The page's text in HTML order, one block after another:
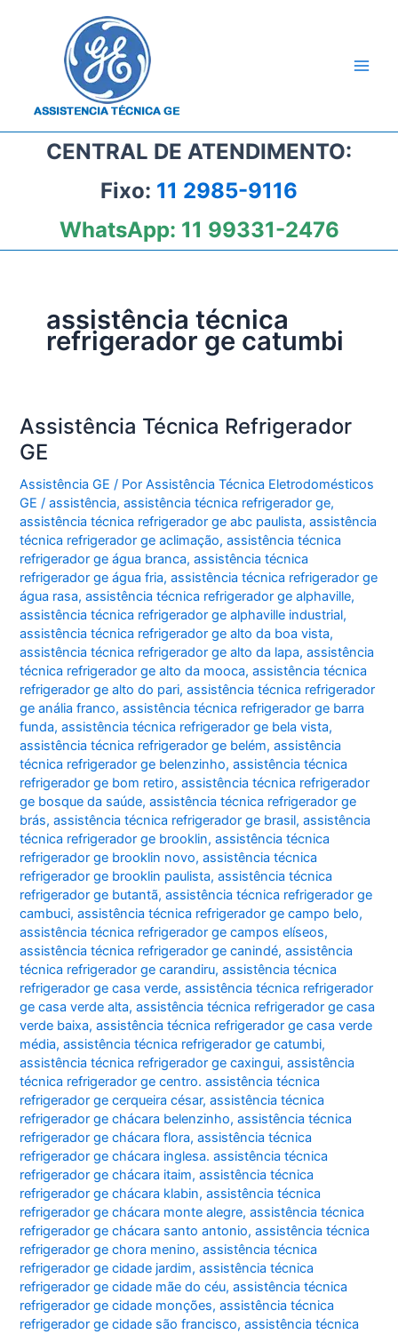
CENTRAL DE ATENDIMENTO:
Fixo: 11 2985-9116
WhatsApp: 11 99331-2476
assistência técnica
refrigerador ge catumbi
Assistência Técnica Refrigerador
GE
Assistência GE / PorAssistência Técnica Eletrodomésticos
GE/assistência,assistência técnica refrigerador ge,
assistência técnica refrigerador ge abc paulista,assistência
técnica refrigerador ge aclimação,assistência técnica
refrigerador ge água branca,assistência técnica
refrigerador ge água fria,assistência técnica refrigerador ge
água rasa,assistência técnica refrigerador ge alphaville,
assistência técnica refrigerador ge alphaville industrial,
assistência técnica refrigerador ge alto da boa vista,
assistência técnica refrigerador ge alto da lapa,assistência
técnica refrigerador ge alto da mooca,assistência técnica
refrigerador ge alto do pari,assistência técnica refrigerador
ge anália franco,assistência técnica refrigerador ge barra
funda,assistência técnica refrigerador ge bela vista,
assistência técnica refrigerador ge belém,assistência
técnica refrigerador ge belenzinho,assistência técnica
refrigerador ge bom retiro,assistência técnica refrigerador
ge bosque da saúde,assistência técnica refrigerador ge
brás,assistência técnica refrigerador ge brasil,assistência
técnica refrigerador ge brooklin,assistência técnica
refrigerador ge brooklin novo,assistência técnica
refrigerador ge brooklin paulista,assistência técnica
refrigerador ge butantã,assistência técnica refrigerador ge
cambuci,assistência técnica refrigerador ge campo belo,
assistência técnica refrigerador ge campos elíseos,
assistência técnica refrigerador ge canindé,assistência
técnica refrigerador ge carandiru,assistência técnica
refrigerador ge casa verde,assistência técnica refrigerador
ge casa verde alta,assistência técnica refrigerador ge casa
verde baixa,assistência técnica refrigerador ge casa verde
média,assistência técnica refrigerador ge catumbi,
assistência técnica refrigerador ge caxingui,assistência
técnica refrigerador ge centro. assistência técnica
refrigerador ge cerqueira césar,assistência técnica
refrigerador ge chácara belenzinho,assistência técnica
refrigerador ge chácara flora,assistência técnica
refrigerador ge chácara inglesa. assistência técnica
refrigerador ge chácara itaim,assistência técnica
refrigerador ge chácara klabin,assistência técnica
refrigerador ge chácara monte alegre,assistência técnica
refrigerador ge chácara santo antonio,assistência técnica
refrigerador ge chora menino,assistência técnica
refrigerador ge cidade jardim,assistência técnica
refrigerador ge cidade mãe do céu,assistência técnica
refrigerador ge cidade monções,assistência técnica
refrigerador ge cidade são francisco,assistência técnica